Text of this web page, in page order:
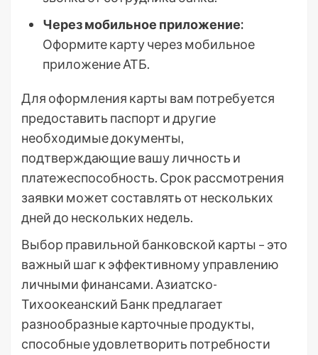
Через мобильное приложение:
Оформите карту через мобильное
приложение АТБ.
Для оформления карты вам потребуется
предоставить паспорт и другие
необходимые документы,
подтверждающие вашу личность и
платежеспособность. Срок рассмотрения
заявки может составлять от нескольких
дней до нескольких недель.
Выбор правильной банковской карты – это
важный шаг к эффективному управлению
личными финансами. Азиатско-
Тихоокеанский Банк предлагает
разнообразные карточные продукты,
способные удовлетворить потребности